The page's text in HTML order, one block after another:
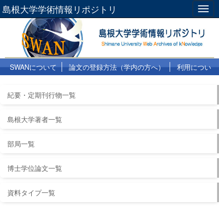
島根大学学術情報リポジトリ
SWANについて 論文の登録方法（学内の方へ）
利用につい
紀要・定期刊行物一覧
島根大学著者一覧
部局一覧
博士学位論文一覧
資料タイプ一覧